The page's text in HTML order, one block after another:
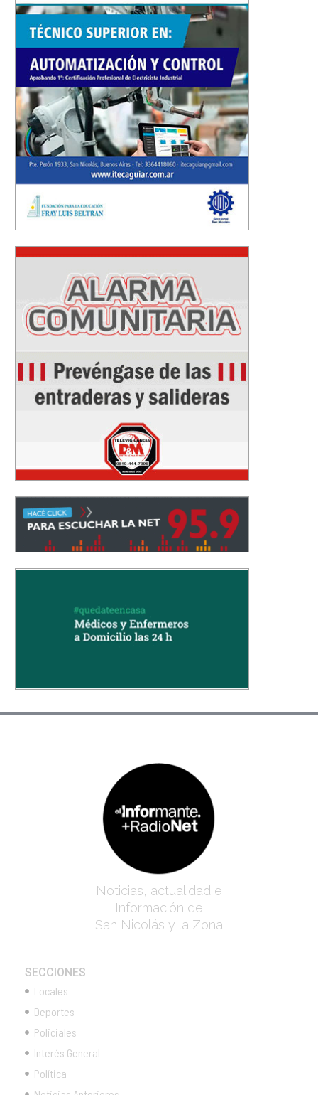
Noticias, actualidad e
Información de
San Nicolás y la Zona
SECCIONES
Locales
Deportes
Policiales
Interés General
Política